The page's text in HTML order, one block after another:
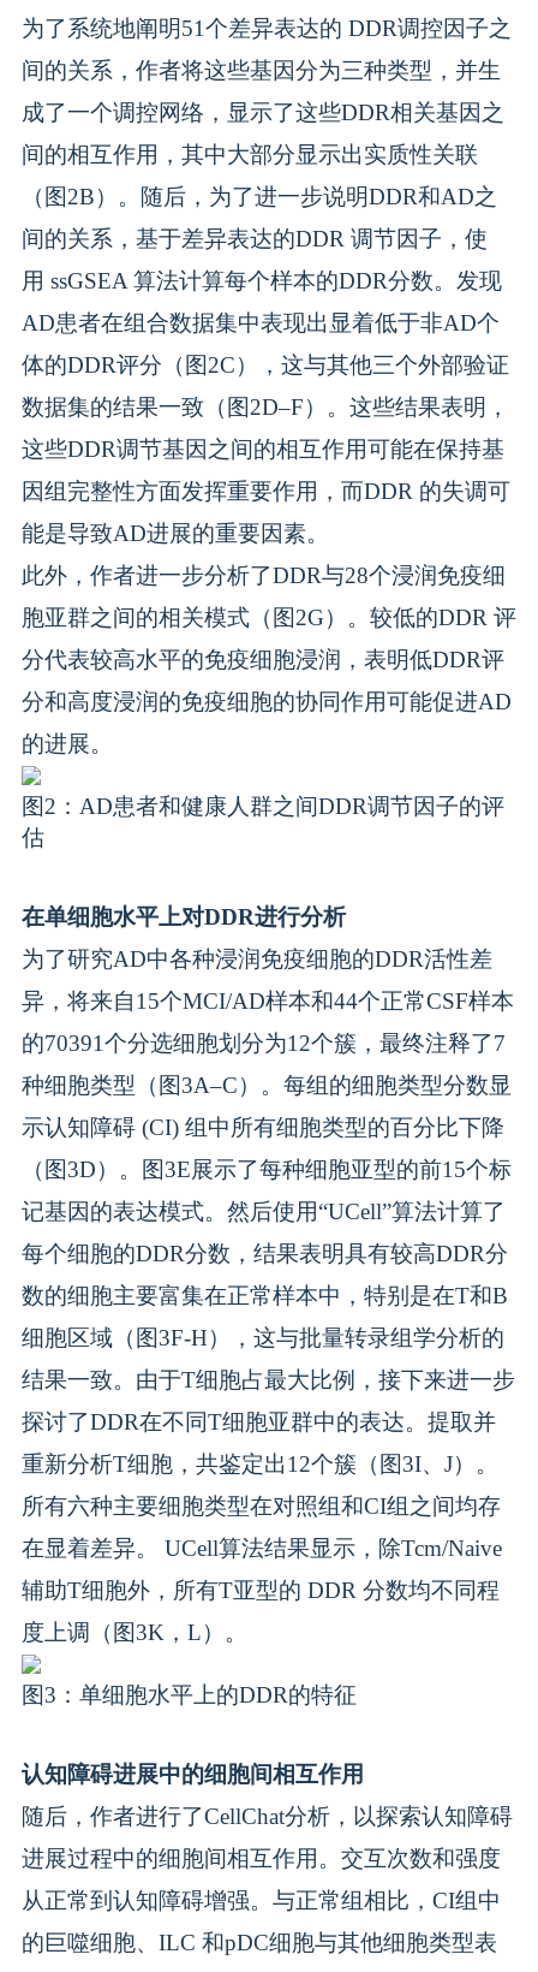
为了系统地阐明51个差异表达的 DDR调控因子之
间的关系，作者将这些基因分为三种类型，并生
成了一个调控网络，显示了这些DDR相关基因之
间的相互作用，其中大部分显示出实质性关联
（图2B）。随后，为了进一步说明DDR和AD之
间的关系，基于差异表达的DDR 调节因子，使
用 ssGSEA 算法计算每个样本的DDR分数。发现
AD患者在组合数据集中表现出显着低于非AD个
体的DDR评分（图2C），这与其他三个外部验证
数据集的结果一致（图2D–F）。这些结果表明，
这些DDR调节基因之间的相互作用可能在保持基
因组完整性方面发挥重要作用，而DDR 的失调可
能是导致AD进展的重要因素。
此外，作者进一步分析了DDR与28个浸润免疫细
胞亚群之间的相关模式（图2G）。较低的DDR 评
分代表较高水平的免疫细胞浸润，表明低DDR评
分和高度浸润的免疫细胞的协同作用可能促进AD
的进展。
图2：AD患者和健康人群之间DDR调节因子的评
估
在单细胞水平上对DDR进行分析
为了研究AD中各种浸润免疫细胞的DDR活性差
异，将来自15个MCI/AD样本和44个正常CSF样本
的70391个分选细胞划分为12个簇，最终注释了7
种细胞类型（图3A–C）。每组的细胞类型分数显
示认知障碍 (CI) 组中所有细胞类型的百分比下降
（图3D）。图3E展示了每种细胞亚型的前15个标
记基因的表达模式。然后使用“UCell”算法计算了
每个细胞的DDR分数，结果表明具有较高DDR分
数的细胞主要富集在正常样本中，特别是在T和B
细胞区域（图3F-H），这与批量转录组学分析的
结果一致。由于T细胞占最大比例，接下来进一步
探讨了DDR在不同T细胞亚群中的表达。提取并
重新分析T细胞，共鉴定出12个簇（图3I、J）。
所有六种主要细胞类型在对照组和CI组之间均存
在显着差异。 UCell算法结果显示，除Tcm/Naive
辅助T细胞外，所有T亚型的 DDR 分数均不同程
度上调（图3K，L）。
图3：单细胞水平上的DDR的特征
认知障碍进展中的细胞间相互作用
随后，作者进行了CellChat分析，以探索认知障碍
进展过程中的细胞间相互作用。交互次数和强度
从正常到认知障碍增强。与正常组相比，CI组中
的巨噬细胞、ILC 和pDC细胞与其他细胞类型表